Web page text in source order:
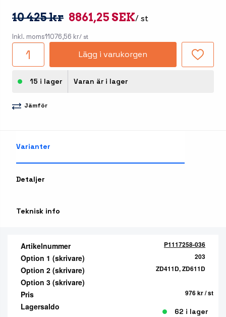
10 425 kr 8861,25 SEK/ st
Inkl. moms11076,56 kr/ st
Lägg i varukorgen
15 i lager Varan är i lager
Jämför
Varianter
Detaljer
Teknisk info
Artikelnummer P1117258-036
Option 1 (skrivare) 203
Option 2 (skrivare) ZD411D, ZD611D
Option 3 (skrivare)
Pris
976 kr/ st
Lagersaldo 62 i lager